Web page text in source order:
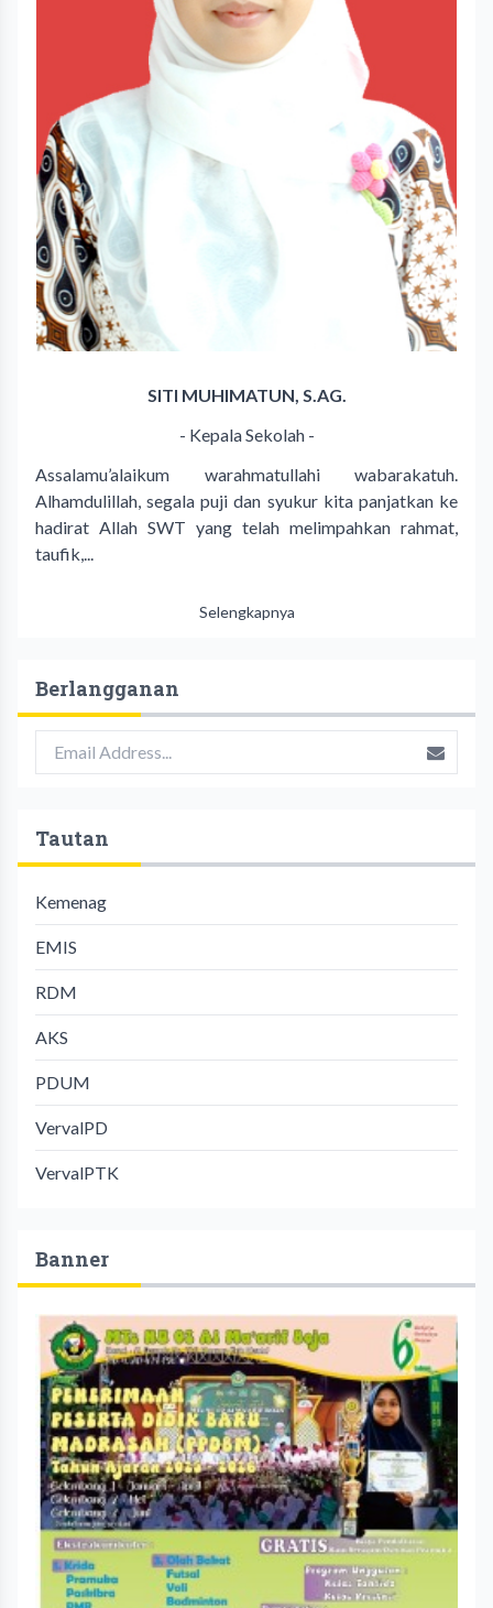
SITI MUHIMATUN, S.AG.
- Kepala Sekolah -
Assalamu’alaikum warahmatullahi wabarakatuh.
Alhamdulillah, segala puji dan syukur kita panjatkan ke
hadirat Allah SWT yang telah melimpahkan rahmat,
taufik,...
Selengkapnya
Berlangganan
Tautan
Kemenag
EMIS
RDM
AKS
PDUM
VervalPD
VervalPTK
Banner